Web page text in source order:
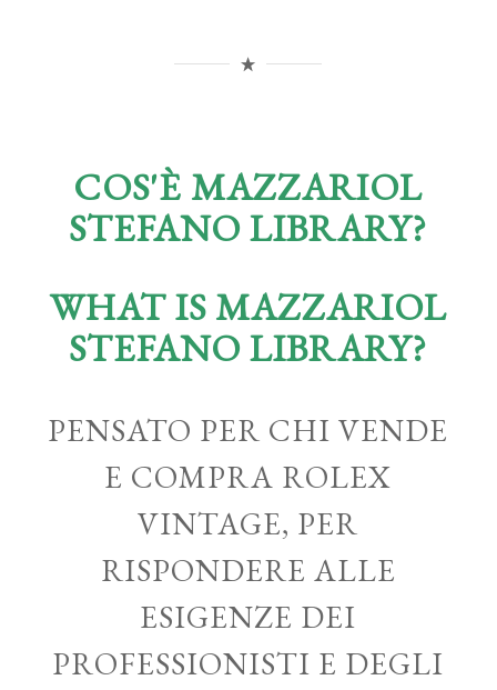
COS'È MAZZARIOL
STEFANO LIBRARY?
WHAT IS MAZZARIOL
STEFANO LIBRARY?
PENSATO PER CHI VENDE
E COMPRA ROLEX
VINTAGE, PER
RISPONDERE ALLE
ESIGENZE DEI
PROFESSIONISTI E DEGLI